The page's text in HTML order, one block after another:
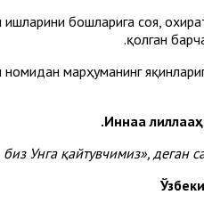
бошларига соя,
қолган
марҳуманинг
Иннаа